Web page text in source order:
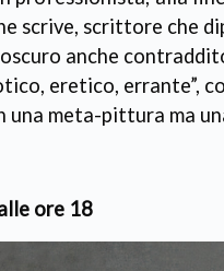
scrive, scrittore che
anche
eretico, errante”,
una meta-pittura ma
ore 18